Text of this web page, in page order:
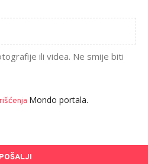
ili videa. Ne smije biti
Mondo portala.
POŠALJI